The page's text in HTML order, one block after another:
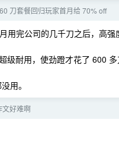
刀套餐回归玩家首月给 70% off
用完公司的几千刀之后，高强
耐用，使劲蹬才花了 600 多
用。
文好难啊